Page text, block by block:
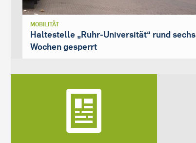
MOBILITÄT
Haltestelle „Ruhr-Universität“ rund sechs
Wochen gesperrt